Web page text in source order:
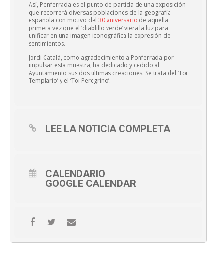
Así, Ponferrada es el punto de partida de una exposición
que recorrerá diversas poblaciones de la geografía
española con motivo del 30 aniversario de aquella
primera vez que el ‘diablillo verde’ viera la luz para
unificar en una imagen iconográfica la expresión de
sentimientos.
Jordi Catalá, como agradecimiento a Ponferrada por
impulsar esta muestra, ha dedicado y cedido al
Ayuntamiento sus dos últimas creaciones. Se trata del ‘Toi
Templario’ y el ‘Toi Peregrino’.
LEE LA NOTICIA COMPLETA
CALENDARIO
GOOGLE CALENDAR